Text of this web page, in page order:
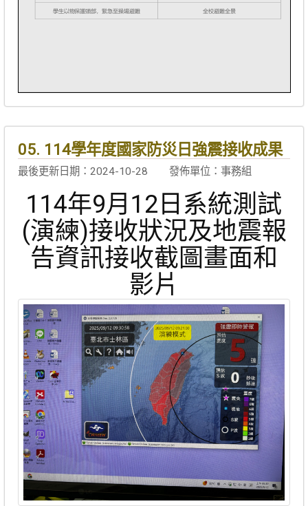
05. 114學年度國家防災日強震接收成果
最後更新日期：2024-10-28 發佈單位：事務組
114年9月12日系統測試
(演練)接收狀況及地震報
告資訊接收截圖畫面和
影片